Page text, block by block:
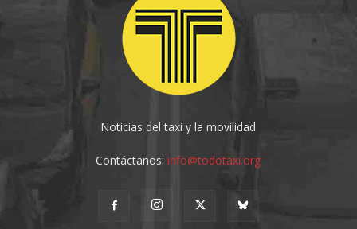
Noticias del taxi y la movilidad
Contáctanos:info@todotaxi.org